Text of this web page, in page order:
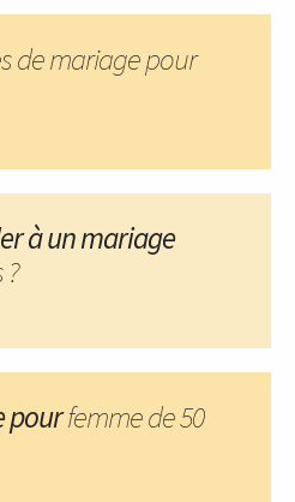
de mariage pour
à un mariage
pourfemme de 50